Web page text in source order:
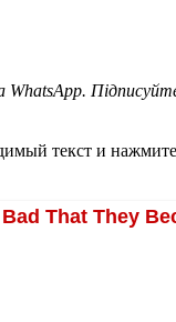
текст и